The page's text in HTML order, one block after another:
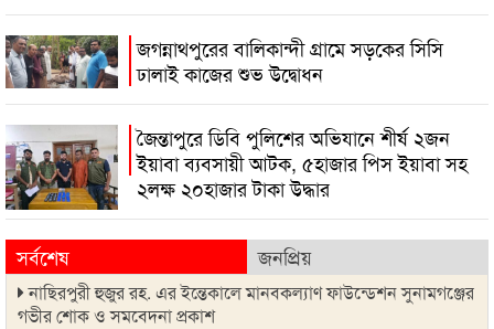
জগন্নাথপুরের বালিকান্দী গ্রামে সড়কের সিসি
ঢালাই কাজের শুভ উদ্বোধন
জৈন্তাপুরে ডিবি পুলিশের অভিযানে শীর্ষ ২জন
ইয়াবা ব্যবসায়ী আটক, ৫হাজার পিস ইয়াবা সহ
২লক্ষ ২০হাজার টাকা উদ্ধার
সর্বশেষ জনপ্রিয়
নাছিরপুরী হুজুর রহ. এর ইন্তেকালে মানবকল্যাণ ফাউন্ডেশন সুনামগঞ্জের
গভীর শোক ও সমবেদনা প্রকাশ